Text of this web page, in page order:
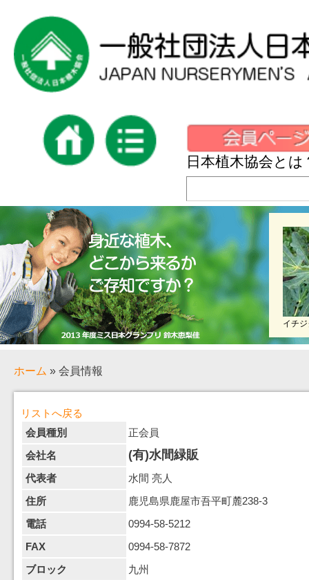
日本植木協会とは
イチ
ホーム » 会員情報
リストへ戻る
会員種別
正会員
会社名
(有)水間緑販
代表者
水間 亮人
住所
鹿児島県鹿屋市吾平町麓238-3
電話
0994-58-5212
FAX
0994-58-7872
ブロック
九州